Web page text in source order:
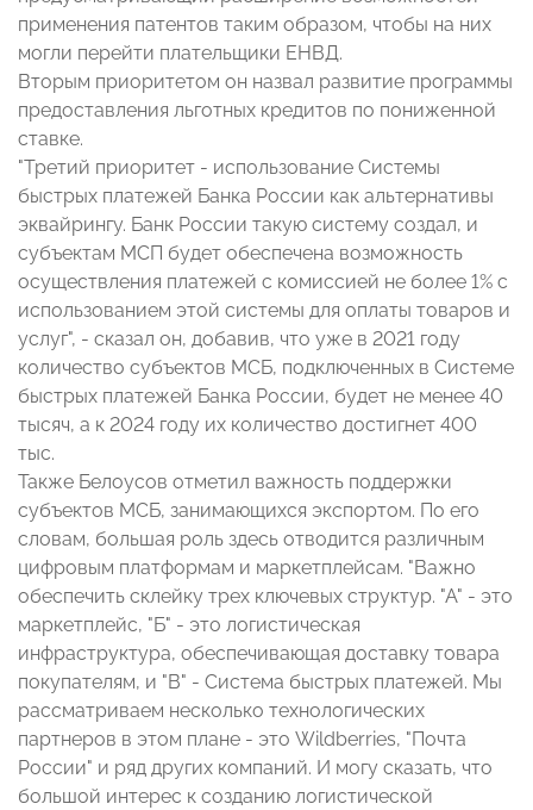
применения патентов таким образом, чтобы на них
могли перейти плательщики ЕНВД.
Вторым приоритетом он назвал развитие программы
предоставления льготных кредитов по пониженной
ставке.
"Третий приоритет - использование Системы
быстрых платежей Банка России как альтернативы
эквайрингу. Банк России такую систему создал, и
субъектам МСП будет обеспечена возможность
осуществления платежей с комиссией не более 1% с
использованием этой системы для оплаты товаров и
услуг", - сказал он, добавив, что уже в 2021 году
количество субъектов МСБ, подключенных в Системе
быстрых платежей Банка России, будет не менее 40
тысяч, а к 2024 году их количество достигнет 400
тыс.
Также Белоусов отметил важность поддержки
субъектов МСБ, занимающихся экспортом. По его
словам, большая роль здесь отводится различным
цифровым платформам и маркетплейсам. "Важно
обеспечить склейку трех ключевых структур. "А" - это
маркетплейс, "Б" - это логистическая
инфраструктура, обеспечивающая доставку товара
покупателям, и "В" - Система быстрых платежей. Мы
рассматриваем несколько технологических
партнеров в этом плане - это Wildberries, "Почта
России" и ряд других компаний. И могу сказать, что
большой интерес к созданию логистической